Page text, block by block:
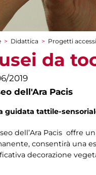
qui
> Didattica > Progetti
da
2019
dell'Ara Pacis
guidata tattile-
dell’Ara Pacis offre
consentirà una
decorazione